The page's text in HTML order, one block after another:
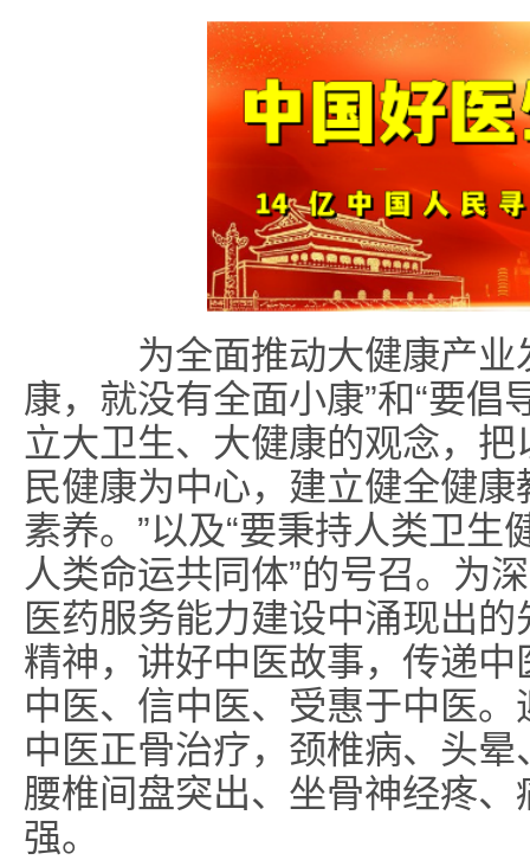
为全面推动大健康产业
康，就没有全面小康”和“要
立大卫生、大健康的观念，
民健康为中心，建立健全健
素养。”以及“要秉持人类卫
人类命运共同体”的号召。为
医药服务能力建设中涌现出的
精神，讲好中医故事，传递
中医、信中医、受惠于中医
中医正骨治疗，颈椎病、头
腰椎间盘突出、坐骨神经疼
强。